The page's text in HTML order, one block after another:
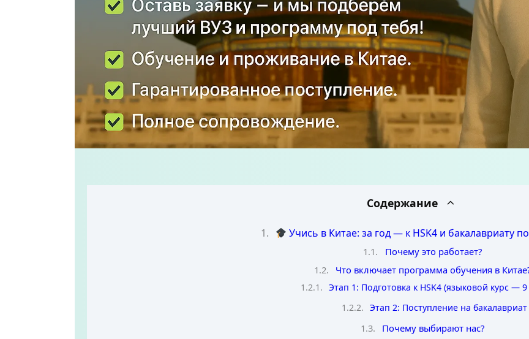
Содержание
Учись в Китае: за год — к HSK4 и бакалавриату
Почему это работает?
Что включает программа обучения в
Этап 1: Подготовка к HSK4 (языковой курс —
Этап 2: Поступление на бакалавриат
Почему выбирают нас?